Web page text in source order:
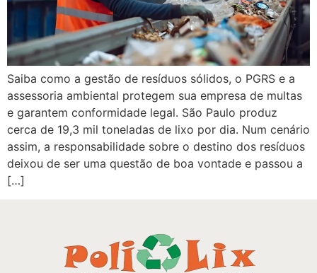
Saiba como a gestão de resíduos sólidos, o PGRS e a
assessoria ambiental protegem sua empresa de multas
e garantem conformidade legal. São Paulo produz
cerca de 19,3 mil toneladas de lixo por dia. Num cenário
assim, a responsabilidade sobre o destino dos resíduos
deixou de ser uma questão de boa vontade e passou a
[…]